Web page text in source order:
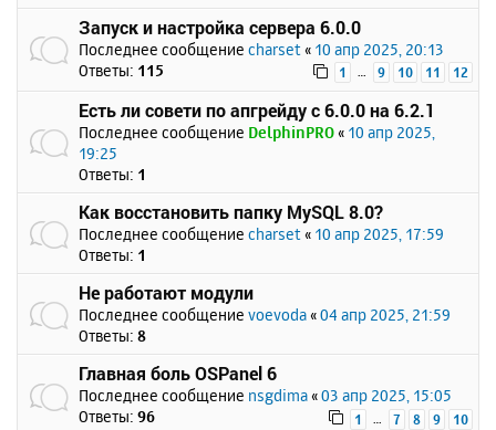
Запуск и настройка сервера 6.0.0
Последнее сообщение charset « 10 апр 2025, 20:13
Ответы: 115 1 … 9 10 11 12
Есть ли совети по апгрейду с 6.0.0 на 6.2.1
Последнее сообщение DelphinPRO « 10 апр 2025,
19:25
Ответы: 1
Как восстановить папку MySQL 8.0?
Последнее сообщение charset « 10 апр 2025, 17:59
Ответы: 1
Не работают модули
Последнее сообщение voevoda «04 апр 2025, 21:59
Ответы: 8
Главная боль OSPanel 6
Последнее сообщение nsgdima «03 апр 2025, 15:05
Ответы: 96 1 … 7 8 9 10